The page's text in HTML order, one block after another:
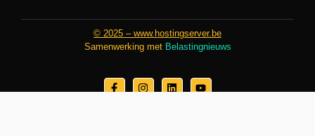
© 2025 – www.hostingserver.be
Samenwerking met Belastingnieuws